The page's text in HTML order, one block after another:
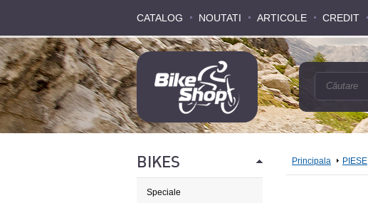
CATALOG NOUTATI ARTICOLE CREDIT
CATALOG NOUTATI ARTICOLE CREDIT
BIKES
Speciale
Principala PIESE